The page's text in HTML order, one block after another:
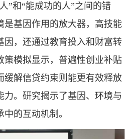
”和“能成功的人”之间的错
是基因作用的放大器，高技能
因，还通过教育投入和财富转
策模拟显示，普遍性创业补贴
缓解信贷约束则能更有效释放
力。研究揭示了基因、环境与
的互动机制。